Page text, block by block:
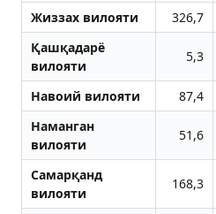
Жиззах вилояти
326,7
Қашқадарё
вилояти
5,3
Навоий вилояти 87,4
Наманган
вилояти
51,6
Самарқанд
вилояти
168,3